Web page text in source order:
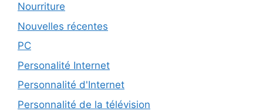
Nourriture
Nouvelles récentes
PC
Personalité Internet
Personnalité d'Internet
Personnalité de la télévision